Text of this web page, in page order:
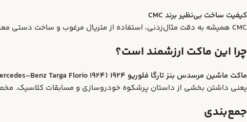
کیفیت ساخت بی‌نظیر برند CMC
CMC همیشه به دقت مثال‌زدنی، استفاده از متریال مرغوب و ساخت دستی معروف بوده. این ماکت یکی از بهترین نمونه‌های هنر این برند است.
چرا این ماکت ارزشمند است؟
ماکت ماشین مرسدس بنز تارگا فلوریو ۱۹۲۴ (Mercedes-Benz Targa Florio 1924)
یعنی داشتن بخشی از داستان پرشکوه خودروسازی و مسابقات کلاسیک. مخصوصاً وقتی بدانید تنها ۶۰۰ نفر در دنیا
جمع‌بندی